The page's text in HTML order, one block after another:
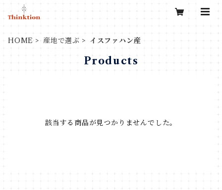
HOME 産地で選ぶ イスファハン産
Products
該当する商品が見つかりませんでした。